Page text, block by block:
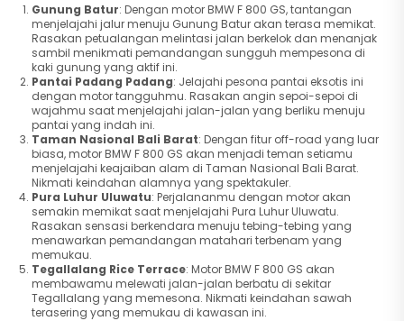
Gunung Batur: Dengan motor BMW F 800 GS, tantangan
menjelajahi jalur menuju Gunung Batur akan terasa memikat.
Rasakan petualangan melintasi jalan berkelok dan menanjak
sambil menikmati pemandangan sungguh mempesona di
kaki gunung yang aktif ini.
Pantai Padang Padang: Jelajahi pesona pantai eksotis ini
dengan motor tangguhmu. Rasakan angin sepoi-sepoi di
wajahmu saat menjelajahi jalan-jalan yang berliku menuju
pantai yang indah ini.
Taman Nasional Bali Barat: Dengan fitur off-road yang luar
biasa, motor BMW F 800 GS akan menjadi teman setiamu
menjelajahi keajaiban alam di Taman Nasional Bali Barat.
Nikmati keindahan alamnya yang spektakuler.
Pura Luhur Uluwatu: Perjalananmu dengan motor akan
semakin memikat saat menjelajahi Pura Luhur Uluwatu.
Rasakan sensasi berkendara menuju tebing-tebing yang
menawarkan pemandangan matahari terbenam yang
memukau.
Tegallalang Rice Terrace: Motor BMW F 800 GS akan
membawamu melewati jalan-jalan berbatu di sekitar
Tegallalang yang memesona. Nikmati keindahan sawah
terasering yang memukau di kawasan ini.